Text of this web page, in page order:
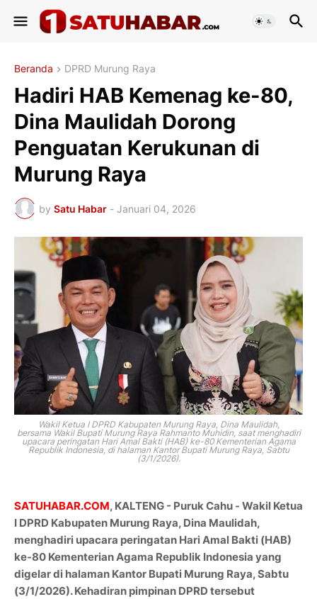
Beranda DPRD Murung Raya
Hadiri HAB Kemenag ke-80,
Dina Maulidah Dorong
Penguatan Kerukunan di
Murung Raya
by Satu Habar - Januari 04, 2026
Wakil Ketua I DPRD Kabupaten Murung Raya, Dina Maulidah,
bersama Wakil Bupati Murung Raya Rahmanto Muhidin, saat menghadiri
upacara peringatan Hari Amal Bakti (HAB) ke-80 Kementerian Agama
Republik Indonesia, di halaman Kantor Bupati Murung Raya, Sabtu
(3/1/2026).
SATUHABAR.COM, KALTENG - Puruk Cahu - Wakil Ketua
I DPRD Kabupaten Murung Raya, Dina Maulidah,
menghadiri upacara peringatan Hari Amal Bakti (HAB)
ke-80 Kementerian Agama Republik Indonesia yang
digelar di halaman Kantor Bupati Murung Raya, Sabtu
(3/1/2026). Kehadiran pimpinan DPRD tersebut